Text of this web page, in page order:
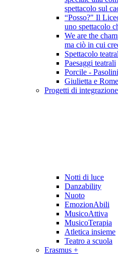
spettacolo sul
“Posso?" Il
uno spettacolo
We are the
ma ciò in cui
Spettacolo
Paesaggi teatrali
Porcile -
Giulietta e
Progetti di integrazione
Notti di luce
Danzability
Nuoto
EmozionAbili
MusicoAttiva
MusicoTerapia
Atletica insieme
Teatro a scuola
Erasmus +